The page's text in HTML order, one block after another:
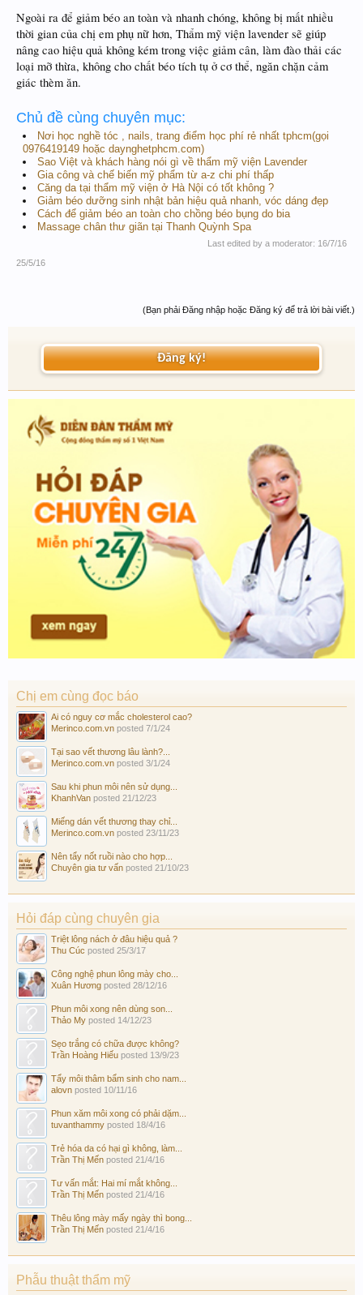
Ngoài ra để giảm béo an toàn và nhanh chóng, không bị mất nhiều
thời gian của chị em phụ nữ hơn, Thẩm mỹ viện lavender sẽ giúp
nâng cao hiệu quả không kém trong việc giảm cân, làm đào thải các
loại mỡ thừa, không cho chất béo tích tụ ở cơ thể, ngăn chặn cảm
giác thèm ăn.
Chủ đề cùng chuyên mục:
Nơi học nghề tóc , nails, trang điểm học phí rẻ nhất tphcm(gọi
0976419149 hoặc daynghetphcm.com)
Sao Việt và khách hàng nói gì về thẩm mỹ viện Lavender
Gia công và chế biến mỹ phẩm từ a-z chi phí thấp
Căng da tại thẩm mỹ viện ở Hà Nội có tốt không ?
Giảm béo dưỡng sinh nhật bản hiệu quả nhanh, vóc dáng đẹp
Cách để giảm béo an toàn cho chồng béo bụng do bia
Massage chân thư giãn tại Thanh Quỳnh Spa
Last edited by a moderator: 16/7/16
25/5/16
(Bạn phải Đăng nhập hoặc Đăng ký để trả lời bài viết.)
Đăng ký!
Chị em cùng đọc báo
Ai có nguy cơ mắc cholesterol cao?
Merinco.com.vn posted 7/1/24
Tại sao vết thương lâu lành?...
Merinco.com.vn posted 3/1/24
Sau khi phun môi nên sử dụng...
KhanhVan posted 21/12/23
Miếng dán vết thương thay chỉ...
Merinco.com.vn posted 23/11/23
Nên tẩy nốt ruồi nào cho hợp...
Chuyên gia tư vấn posted 21/10/23
Hỏi đáp cùng chuyên gia
Triệt lông nách ở đâu hiệu quả ?
Thu Cúc posted 25/3/17
Công nghệ phun lông mày cho...
Xuân Hương posted 28/12/16
Phun môi xong nên dùng son...
Thảo My posted 14/12/23
Sẹo trắng có chữa được không?
Trần Hoàng Hiếu posted 13/9/23
Tẩy môi thâm bẩm sinh cho nam...
alovn posted 10/11/16
Phun xăm môi xong có phải dặm...
tuvanthammy posted 18/4/16
Trẻ hóa da có hại gì không, làm...
Trần Thị Mến posted 21/4/16
Tư vấn mắt: Hai mí mắt không...
Trần Thị Mến posted 21/4/16
Thêu lông mày mấy ngày thì bong...
Trần Thị Mến posted 21/4/16
Phẫu thuật thẩm mỹ